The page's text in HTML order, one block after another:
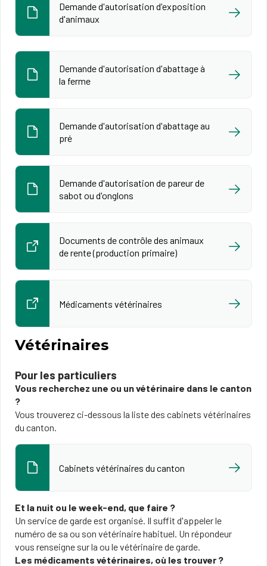
Demande d'autorisation d'exposition
d'animaux
Demande d'autorisation d'abattage à
la ferme
Demande d'autorisation d'abattage au
pré
Demande d'autorisation de pareur de
sabot ou d'onglons
Documents de contrôle des animaux
de rente (production primaire)
Médicaments vétérinaires
Vétérinaires
​​​Pour les particuliers
Vous recherchez une ou un vétérinaire dans le canton
?
Vous trouverez ci-dessous la liste des cabinets vétérinaires
du canton.
Cabinets vétérinaires du canton
Et la nuit ou le week-end, que faire ?
Un service de garde est organisé. Il suffit d'appeler le
numéro de sa ou son vétérinaire habituel. Un répondeur
vous renseigne sur la ou le vétérinaire de garde.
Les médicaments vétérinaires, où les trouver ?